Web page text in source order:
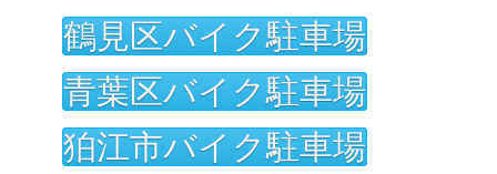
鶴見区バイク駐車場
青葉区バイク駐車場
狛江市バイク駐車場